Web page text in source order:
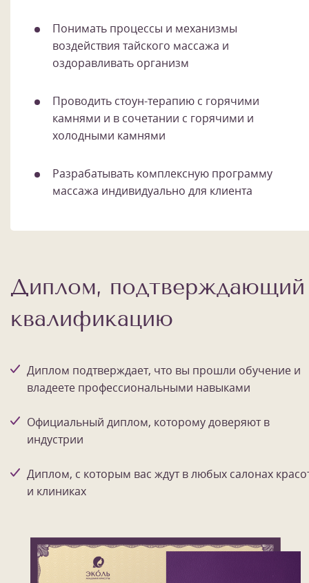
Понимать процессы и механизмы
воздействия тайского массажа и
оздоравливать организм
Проводить стоун-терапию с горячими
камнями и в сочетании с горячими и
холодными камнями
Разрабатывать комплексную программу
массажа индивидуально для клиента
Диплом, подтверждающий
квалификацию
Диплом подтверждает, что вы прошли обучение и
владеете профессиональными навыками
Официальный диплом, которому доверяют в
индустрии
Диплом, с которым вас ждут в любых салонах
и клиниках